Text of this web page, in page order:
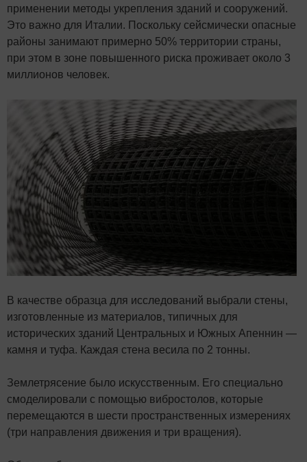
применении методы укрепления зданий и сооружений.
Это важно для Италии. Поскольку сейсмически опасные
районы занимают примерно 50% территории страны,
при этом в зоне повышенного риска проживает около 3
миллионов человек.
В качестве образца для исследований выбрали стены,
изготовленные из материалов, типичных для
исторических зданий Центральных и Южных Апеннин —
камня и туфа. Каждая стена весила по 2 тонны.
Землетрясение было искусственным. Его специально
смоделировали с помощью вибростолов, которые
перемещаются в шести пространственных измерениях
(три направления движения и три вращения).